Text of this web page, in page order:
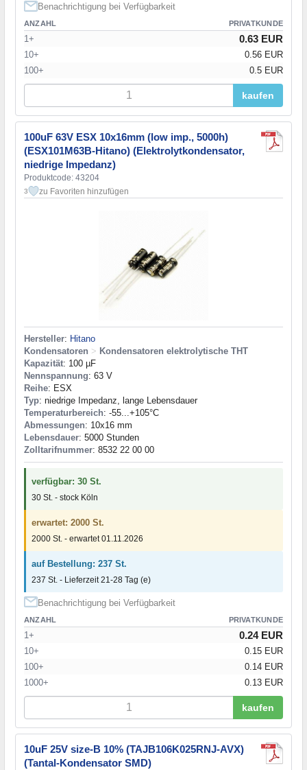
Benachrichtigung bei Verfügbarkeit
ANZAHL PRIVATKUNDE
1+ 0.63 EUR
10+
0.56 EUR
100+
0.5 EUR
kaufen
100uF 63V ESX 10x16mm (low imp., 5000h)
(ESX101M63B-Hitano) (Elektrolytkondensator,
niedrige Impedanz)
Produktcode: 43204
3 zu Favoriten hinzufügen
Hersteller: Hitano
Kondensatoren > Kondensatoren elektrolytische THT
Kapazität: 100 µF
Nennspannung: 63 V
Reihe: ESX
Typ: niedrige Impedanz, lange Lebensdauer
Temperaturbereich: -55...+105°C
Abmessungen: 10x16 mm
Lebensdauer: 5000 Stunden
Zolltarifnummer: 8532 22 00 00
verfügbar: 30 St.
30 St. - stock Köln
erwartet: 2000 St.
2000 St. - erwartet 01.11.2026
auf Bestellung: 237 St.
237 St. - Lieferzeit 21-28 Tag (e)
Benachrichtigung bei Verfügbarkeit
ANZAHL PRIVATKUNDE
1+ 0.24 EUR
10+
0.15 EUR
100+
0.14 EUR
1000+
0.13 EUR
kaufen
10uF 25V size-B 10% (TAJB106K025RNJ-AVX)
(Tantal-Kondensator SMD)